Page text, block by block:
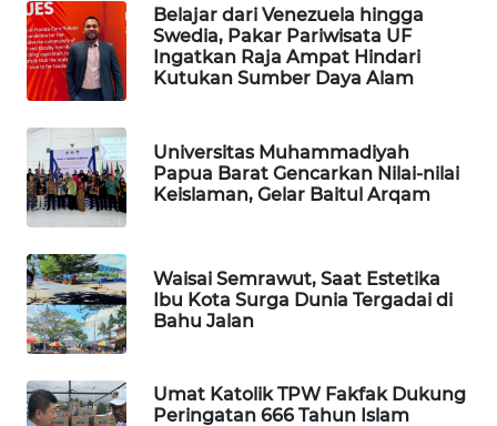
Belajar dari Venezuela hingga
Swedia, Pakar Pariwisata UF
Ingatkan Raja Ampat Hindari
Kutukan Sumber Daya Alam
Universitas Muhammadiyah
Papua Barat Gencarkan Nilai-nilai
Keislaman, Gelar Baitul Arqam
Waisai Semrawut, Saat Estetika
Ibu Kota Surga Dunia Tergadai di
Bahu Jalan
Umat Katolik TPW Fakfak Dukung
Peringatan 666 Tahun Islam
FORJASIDA
TAMBANG
NEWS
SITUNGIR
NEWS
SIDIKALANG
NEWS
SIBARAGAS
NEWS
METRO
SIANTAR